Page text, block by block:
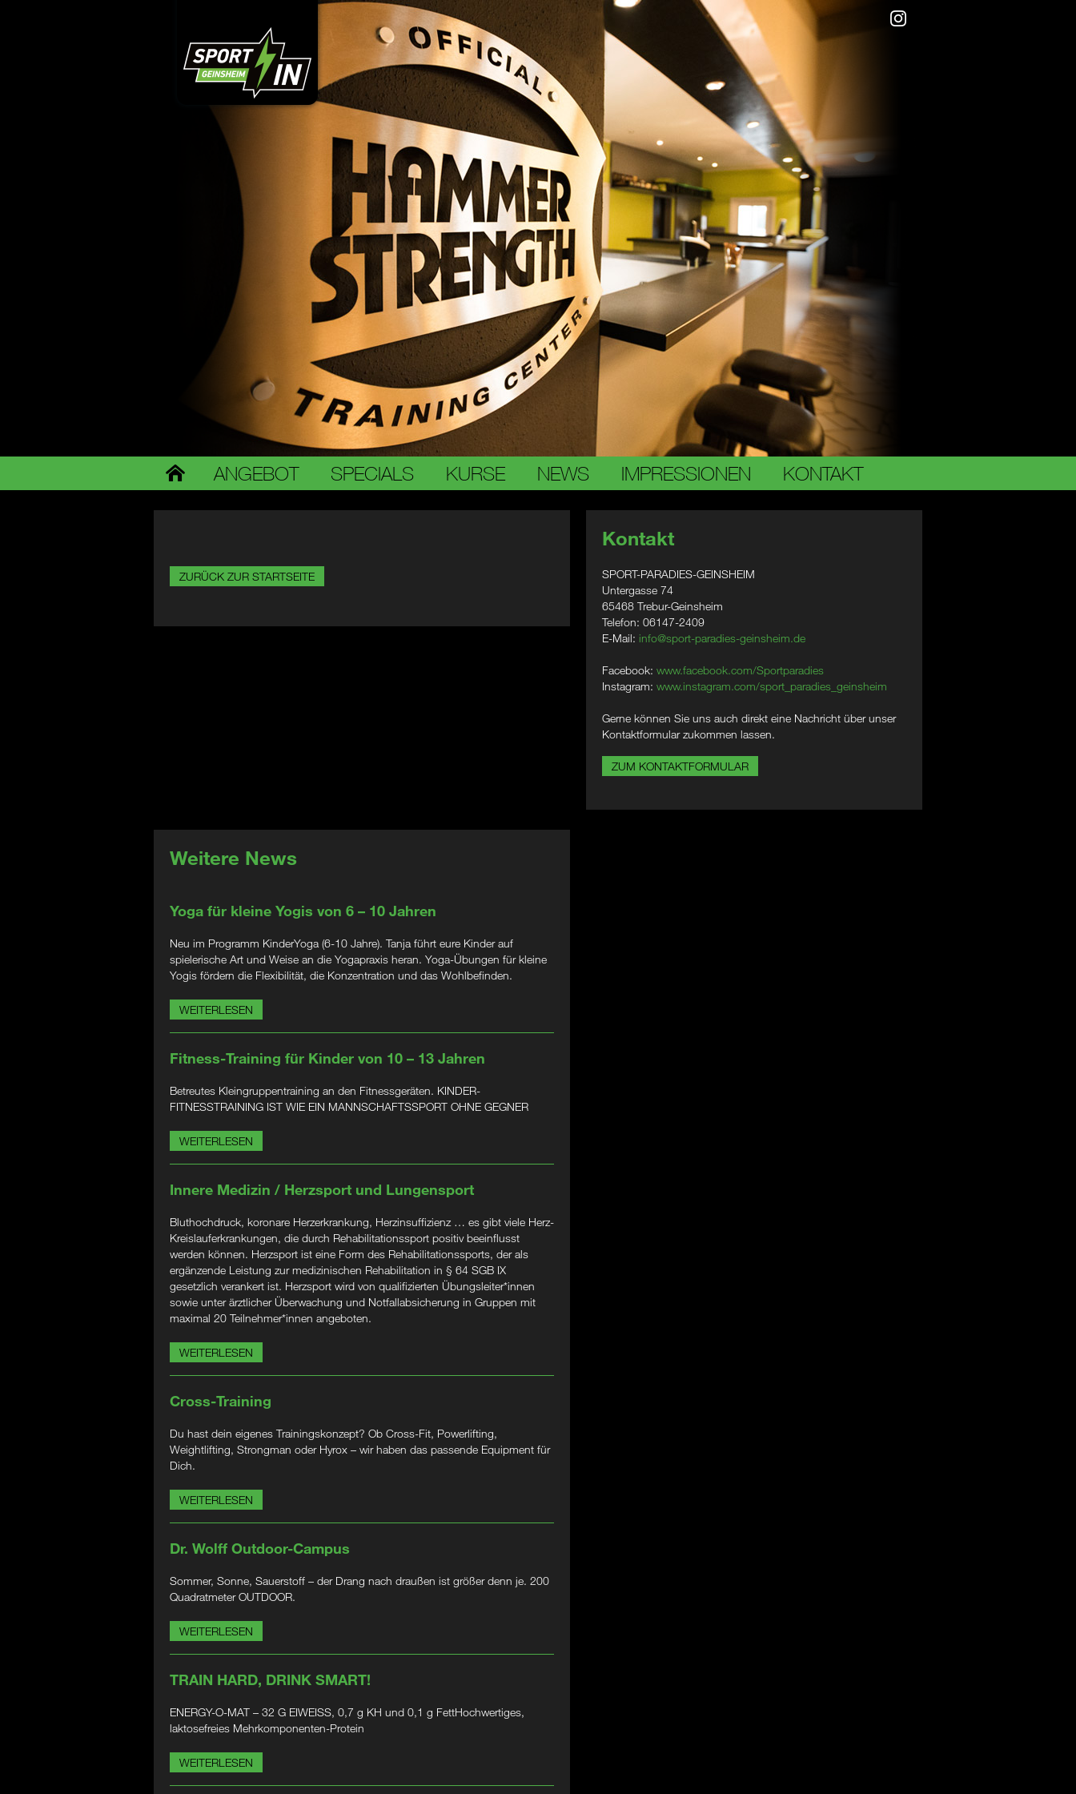
ANGEBOT SPECIALS KURSE NEWS IMPRESSIONEN KONTAKT
ZURÜCK ZUR STARTSEITE
Kontakt
SPORT-PARADIES-GEINSHEIM
Untergasse 74
65468 Trebur-Geinsheim
Telefon: 06147-2409
E-Mail: info@sport-paradies-geinsheim.de
Facebook: www.facebook.com/Sportparadies
Instagram: www.instagram.com/sport_paradies_geinsheim
Gerne können Sie uns auch direkt eine Nachricht über unser
Kontaktformular zukommen lassen.
ZUM KONTAKTFORMULAR
Weitere News
Yoga für kleine Yogis von 6 – 10 Jahren
Neu im Programm KinderYoga (6-10 Jahre). Tanja führt eure Kinder auf
spielerische Art und Weise an die Yogapraxis heran. Yoga-Übungen für kleine
Yogis fördern die Flexibilität, die Konzentration und das Wohlbefinden.
WEITERLESEN
Fitness-Training für Kinder von 10 – 13 Jahren
Betreutes Kleingruppentraining an den Fitnessgeräten. KINDER-
FITNESSTRAINING IST WIE EIN MANNSCHAFTSSPORT OHNE GEGNER
WEITERLESEN
Innere Medizin / Herzsport und Lungensport
Bluthochdruck, koronare Herzerkrankung, Herzinsuffizienz … es gibt viele Herz-
Kreislauferkrankungen, die durch Rehabilitationssport positiv beeinflusst
werden können. Herzsport ist eine Form des Rehabilitationssports, der als
ergänzende Leistung zur medizinischen Rehabilitation in § 64 SGB IX
gesetzlich verankert ist. Herzsport wird von qualifizierten Übungsleiter*innen
sowie unter ärztlicher Überwachung und Notfallabsicherung in Gruppen mit
maximal 20 Teilnehmer*innen angeboten.
WEITERLESEN
Cross-Training
Du hast dein eigenes Trainingskonzept? Ob Cross-Fit, Powerlifting,
Weightlifting, Strongman oder Hyrox – wir haben das passende Equipment für
Dich.
WEITERLESEN
Dr. Wolff Outdoor-Campus
Sommer, Sonne, Sauerstoff – der Drang nach draußen ist größer denn je. 200
Quadratmeter OUTDOOR.
WEITERLESEN
TRAIN HARD, DRINK SMART!
ENERGY-O-MAT – 32 G EIWEISS, 0,7 g KH und 0,1 g FettHochwertiges,
laktosefreies Mehrkomponenten-Protein
WEITERLESEN